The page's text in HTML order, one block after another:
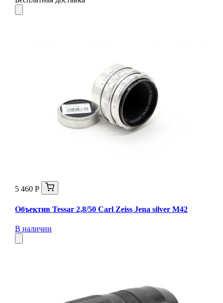
5 460 Р
Объектив Tessar 2,8/50 Carl Zeiss Jena silver М42
В наличии